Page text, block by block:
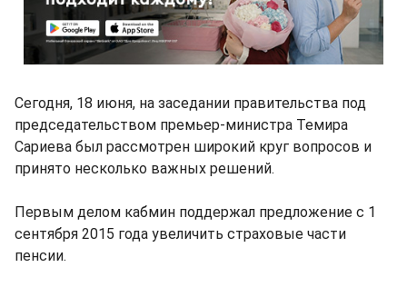
Сегодня, 18 июня, на заседании правительства под
председательством премьер-министра Темира
Сариева был рассмотрен широкий круг вопросов и
принято несколько важных решений.
Первым делом кабмин поддержал предложение с 1
сентября 2015 года увеличить страховые части
пенсии.